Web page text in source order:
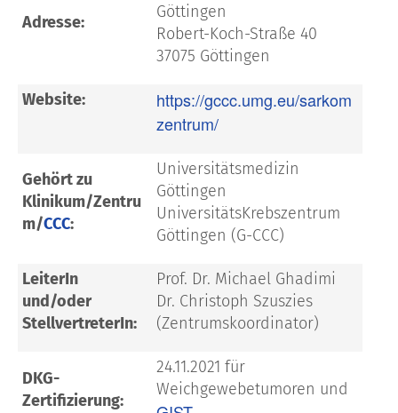
Adresse:
Göttingen
Robert-Koch-Straße 40
37075 Göttingen
Website:
https://gccc.umg.eu/sarkom
zentrum/
Gehört zu
Klinikum/Zentru
m/CCC:
Universitätsmedizin
Göttingen
UniversitätsKrebszentrum
Göttingen (G-CCC)
LeiterIn
und/oder
StellvertreterIn:
Prof. Dr. Michael Ghadimi
Dr. Christoph Szuszies
(Zentrumskoordinator)
DKG-
Zertifizierung:
24.11.2021 für
Weichgewebetumoren und